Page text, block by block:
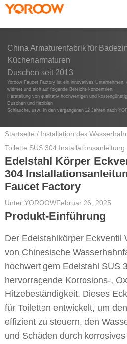
China Armaturenfabrik für
Küchenarmaturen
Duschen seit 2013
Yoroow Faucet Factory ist ein innovatives
widmet und sich auf folgende Bereiche konzentriert
Herstellung von qualitativ hochwertigen und
Duschen und flexiblen
Schläuche, usw. In den vergangenen 12 Jahren nach
Startseite / Installation des
Toilette SUS 304
Edelstahl Körper
304
Faucet Factory
Unter YOROOWFebruar 26, 2025
Produkt-Einführung
Der Edelstahlkörper Eckventil
von Chinesische
hochwertigem Edelstahl SUS
hervorragende Korrosions-,
Hitzebeständigkeit. Dieses
für Toiletten entwickelt, um
effizient zu steuern, den
und Schäden durch